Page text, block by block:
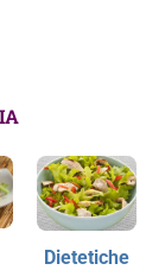
Dietetiche